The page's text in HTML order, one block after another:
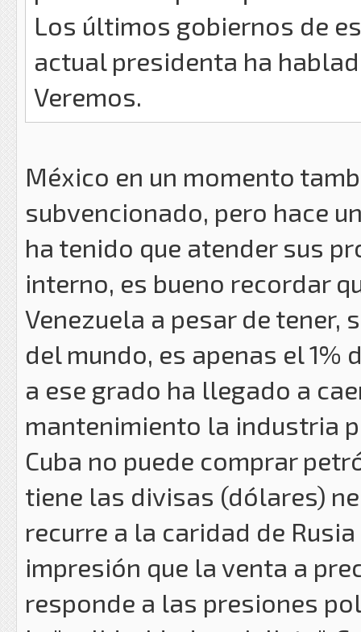
Los últimos gobiernos de
actual presidenta ha
Veremos.
México en un momento
subvencionado, pero hace
ha tenido que atender sus
interno, es bueno recordar
Venezuela a pesar de
del mundo, es apenas el
a ese grado ha llegado a
mantenimiento la industria
Cuba no puede comprar
tiene las divisas (dólares)
recurre a la caridad de
impresión que la venta a
responde a las presiones